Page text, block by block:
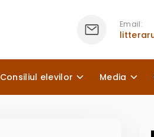
Email:
Consiliul elevilor Media